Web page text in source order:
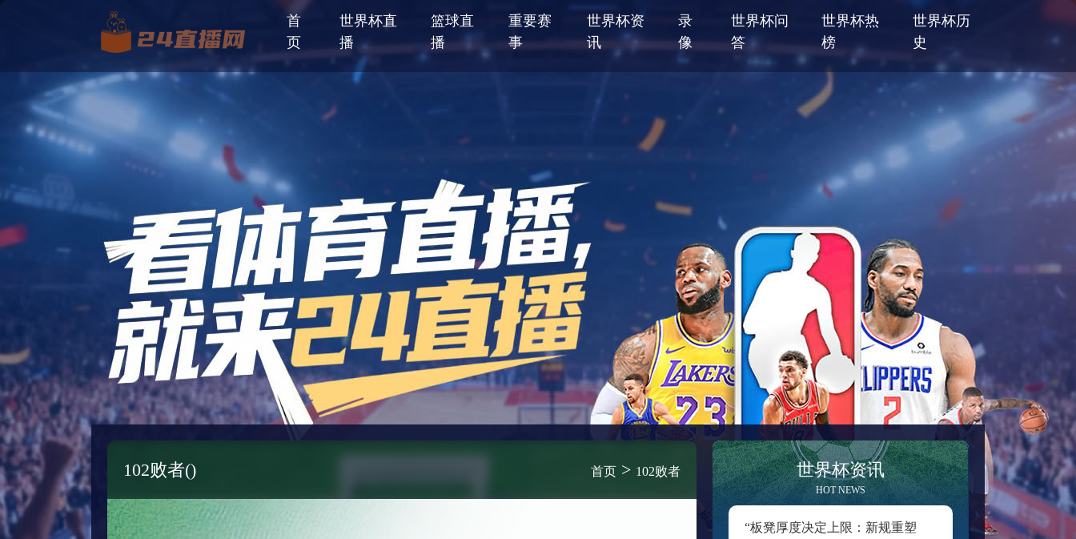
首
页
世界杯直
播
篮球直
播
重要赛
事
世界杯资
讯
录
像
世界杯问
答
世界杯热
榜
世界杯历
史
102败者() 首页 > 102败者 世界杯资讯
HOT NEWS